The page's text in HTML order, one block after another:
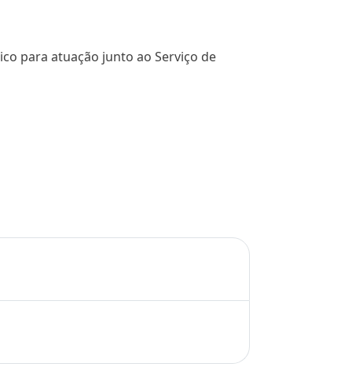
para atuação junto ao Serviço de